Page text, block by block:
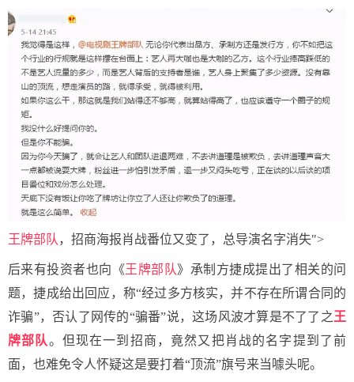
王牌部队，招商海报肖战番位又变了，总导演名字消失">
后来有投资者也向《王牌部队》承制方捷成提出了相关的问
题，捷成给出回应，称“经过多方核实，并不存在所谓合同的
诈骗”，否认了网传的“骗番”说，这场风波才算是不了了之王
牌部队。但现在一到招商，竟然又把肖战的名字提到了前
面，也难免令人怀疑这是要打着“顶流”旗号来当噱头呢。